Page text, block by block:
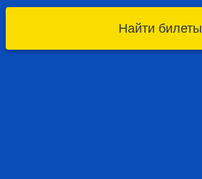
Найти билеты